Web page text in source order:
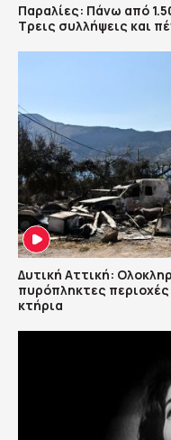
Παραλίες: Πάνω από
Τρεις συλλήψεις και
Δυτική Αττική:
πυρόπληκτες
κτήρια